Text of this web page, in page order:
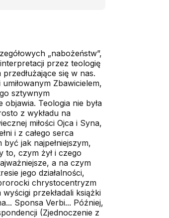
„nabożeństw”,
przez teologię
się w nas.
Zbawicielem,
sztywnym
Teologia nie była
z wykładu na
miłości Ojca i Syna,
i z całego serca
jak najpełniejszym,
to, czym żył i czego
a na czym
jego działalności,
chrystocentryzm
przekładali książki
Sponsa Verbi... Później,
(Zjedno­cze­nie z